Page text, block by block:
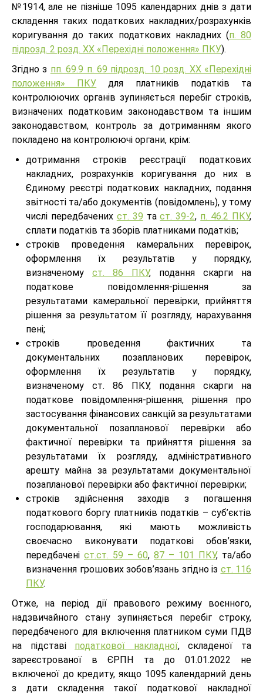
№1914, але не пізніше 1095 календарних днів з дати
складення таких податкових накладних/розрахунків
коригування до таких податкових накладних (п. 80
підрозд. 2 розд. ХХ «Перехідні положення» ПКУ).
Згідно з пп. 69.9 п. 69 підрозд. 10 розд. ХХ «Перехідні
положення» ПКУ для платників податків та
контролюючих органів зупиняється перебіг строків,
визначених податковим законодавством та іншим
законодавством, контроль за дотриманням якого
покладено на контролюючі органи, крім:
дотримання строків реєстрації податкових
накладних, розрахунків коригування до них в
Єдиному реєстрі податкових накладних, подання
звітності та/або документів (повідомлень), у тому
числі передбачених ст. 39 таст. 39-2, п. 46.2 ПКУ,
сплати податків та зборів платниками податків;
строків проведення камеральних перевірок,
оформлення їх результатів у порядку,
визначеному ст. 86 ПКУ, подання скарги на
податкове повідомлення-рішення за
результатами камеральної перевірки, прийняття
рішення за результатом її розгляду, нарахування
пені;
строків проведення фактичних та
документальних позапланових перевірок,
оформлення їх результатів у порядку,
визначеному ст. 86 ПКУ, подання скарги на
податкове повідомлення-рішення, рішення про
застосування фінансових санкцій за результатами
документальної позапланової перевірки або
фактичної перевірки та прийняття рішення за
результатами їх розгляду, адміністративного
арешту майна за результатами документальної
позапланової перевірки або фактичної перевірки;
строків здійснення заходів з погашення
податкового боргу платників податків – суб’єктів
господарювання, які мають можливість
своєчасно виконувати податкові обов’язки,
передбачені ст.ст. 59 – 60, 87 – 101 ПКУ, та/або
визначення грошових зобов’язань згідно із ст. 116
ПКУ.
Отже, на період дії правового режиму воєнного,
надзвичайного стану зупиняється перебіг строку,
передбаченого для включення платником суми ПДВ
на підставі податкової накладної, складеної та
зареєстрованої в ЄРПН та до 01.01.2022 не
включеної до кредиту, якщо 1095 календарний день
з дати складення такої податкової накладної